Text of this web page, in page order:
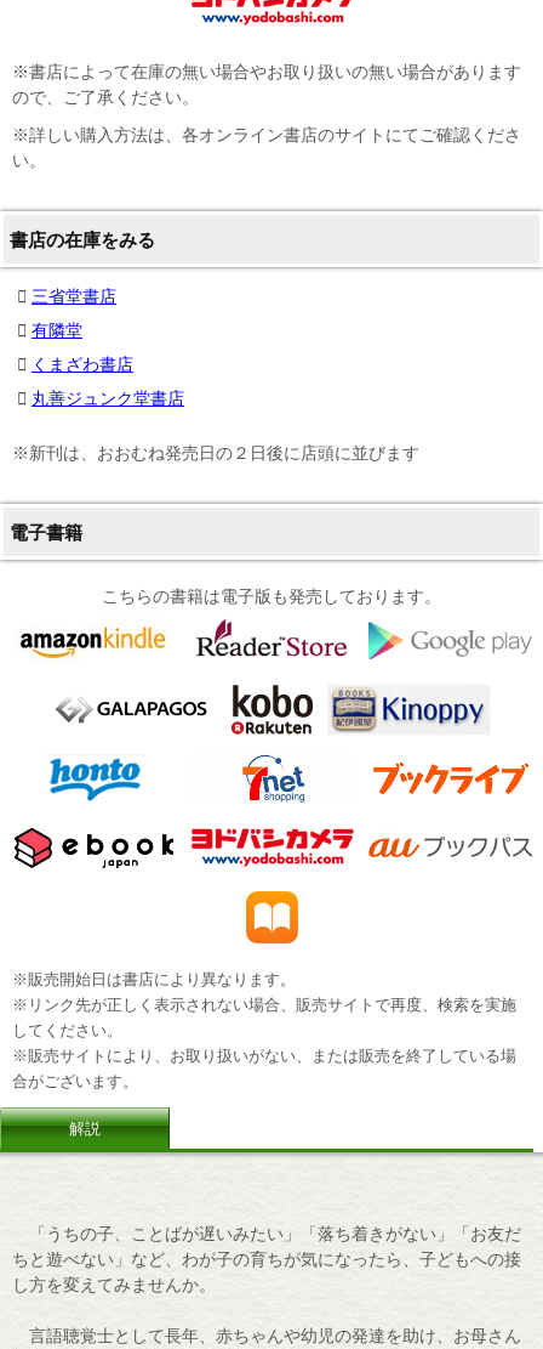
※書店によって在庫の無い場合やお取り扱いの無い場合があります
ので、ご了承ください。
※詳しい購入方法は、各オンライン書店のサイトにてご確認くださ
い。
書店の在庫をみる
三省堂書店
有隣堂
くまざわ書店
丸善ジュンク堂書店
※新刊は、おおむね発売日の２日後に店頭に並びます
電子書籍
こちらの書籍は電子版も発売しております。
※販売開始日は書店により異なります。
※リンク先が正しく表示されない場合、販売サイトで再度、検索を実施
してください。
※販売サイトにより、お取り扱いがない、または販売を終了している場
合がございます。
解説
「うちの子、ことばが遅いみたい」「落ち着きがない」「お友だ
ちと遊べない」など、わが子の育ちが気になったら、子どもへの接
し方を変えてみませんか。
言語聴覚士として長年、赤ちゃんや幼児の発達を助け、お母さん